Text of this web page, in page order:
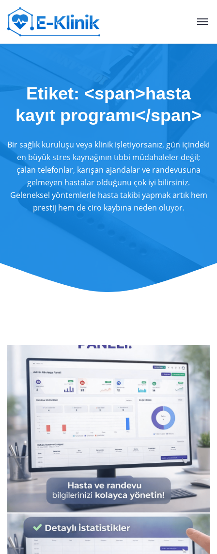
Etiket: <span>hasta
kayıt programı</span>
Bir sağlık kuruluşu veya klinik işletiyorsanız, gün içindeki
en büyük stres kaynağının tıbbi müdahaleler değil;
çalan telefonlar, karışan ajandalar ve randevusuna
gelmeyen hastalar olduğunu çok iyi bilirsiniz.
Geleneksel yöntemlerle hasta takibi yapmak artık hem
prestij hem de ciro kaybına neden oluyor.